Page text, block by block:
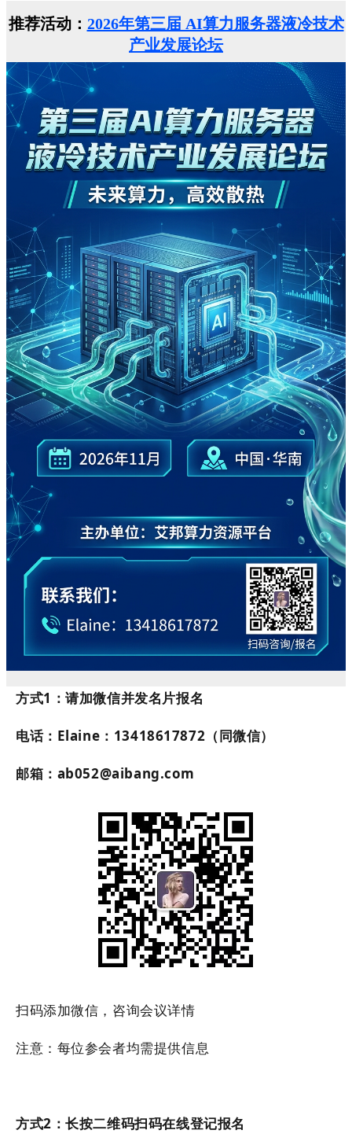
推荐活动： 2026年第三届 AI算力服务器液冷技术
产业发展论坛
方式1 ：请加微信并发名片报名
电话： Elaine ： 13418617872 （同微信）
邮箱： ab052@aibang.com
扫码添加微信，咨询会议详情
注意：每位参会者均需提供信息
方式2：长按二维码扫码在线登记报名